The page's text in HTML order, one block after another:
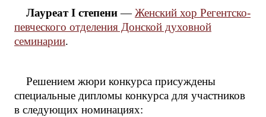
Лауреат I степени—Женский хор Регентско-
певческого отделения Донской духовной
семинарии.
Решением жюри конкурса присуждены
специальные дипломы конкурса для участников
в следующих номинациях: